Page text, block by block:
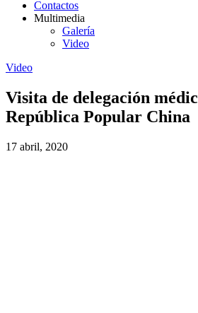
Contactos
Multimedia
Galería
Video
Video
Visita de delegación
República Popular China
17 abril, 2020